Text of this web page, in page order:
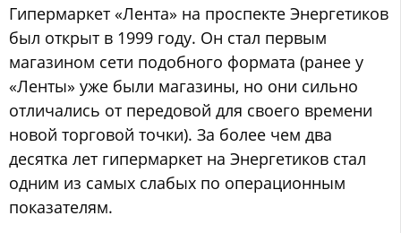
Гипермаркет «Лента» на проспекте Энергетиков
был открыт в 1999 году. Он стал первым
магазином сети подобного формата (ранее у
«Ленты» уже были магазины, но они сильно
отличались от передовой для своего времени
новой торговой точки). За более чем два
десятка лет гипермаркет на Энергетиков стал
одним из самых слабых по операционным
показателям.